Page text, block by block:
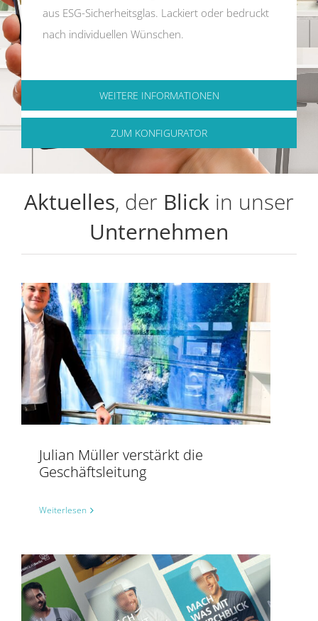
aus ESG-Sicherheitsglas. Lackiert oder bedruckt
nach individuellen Wünschen.
WEITERE INFORMATIONEN
ZUM KONFIGURATOR
Aktuelles, der Blick in unser
Unternehmen
Julian Müller verstärkt die
Geschäftsleitung
Weiterlesen